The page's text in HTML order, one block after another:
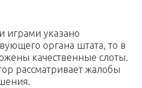
играми указано
органа штата, то в
качественные слоты.
рассматривает жалобы